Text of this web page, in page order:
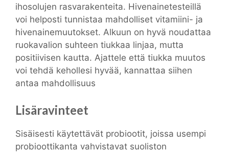
ihosolujen rasvarakenteita. Hivenainetesteillä
voi helposti tunnistaa mahdolliset vitamiini- ja
hivenainemuutokset. Alkuun on hyvä noudattaa
ruokavalion suhteen tiukkaa linjaa, mutta
positiivisen kautta. Ajattele että tiukka muutos
voi tehdä kehollesi hyvää, kannattaa siihen
antaa mahdollisuus
Lisäravinteet
Sisäisesti käytettävät probiootit, joissa usempi
probioottikanta vahvistavat suoliston